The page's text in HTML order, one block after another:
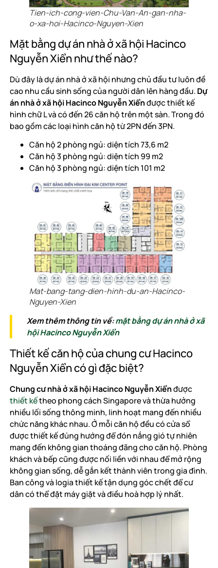
Tien-ich-cong-vien-Chu-Van-An-gan-nha-
o-xa-hoi-Hacinco-Nguyen-Xien
Mặt bằng dự án nhà ở xã hội Hacinco
Nguyễn Xiển như thế nào?
Dù đây là dự án nhà ở xã hội nhưng chủ đầu tư luôn đề
cao nhu cầu sinh sống của người dân lên hàng đầu. Dự
án nhà ở xã hội Hacinco Nguyễn Xiểnđược thiết kế
hình chữ L và có đến 26 căn hộ trên một sàn. Trong đó
bao gồm các loại hình căn hộ từ 2PN đến 3PN.
Căn hộ 2 phòng ngủ: diện tích 73,6 m2
Căn hộ 3 phòng ngủ: diện tích 99 m2
Căn hộ 3 phòng ngủ: diện tích 101 m2
Mat-bang-tang-dien-hinh-du-an-Hacinco-
Nguyen-Xien
Xem thêm thông tin về:mặt bằng dự án nhà ở xã
hội Hacinco Nguyễn Xiển
Thiết kế căn hộ của chung cư Hacinco
Nguyễn Xiển có gì đặc biệt?
Chung cư nhà ở xã hội Hacinco Nguyễn Xiểnđược
thiết kếtheo phong cách Singapore và thừa hưởng
nhiều lối sống thông minh, linh hoạt mang đến nhiều
chức năng khác nhau. Ở mỗi căn hộ đều có cửa sổ
được thiết kế đúng hướng để đón nắng gió tự nhiên
mang đến không gian thoáng đãng cho căn hộ. Phòng
khách và bếp cũng được nối liền với nhau để mở rộng
không gian sống, dễ gắn kết thành viên trong gia đình.
Ban công và logia thiết kế tận dụng góc chết để cư
dân có thể đặt máy giặt và điều hoà hợp lý nhất.